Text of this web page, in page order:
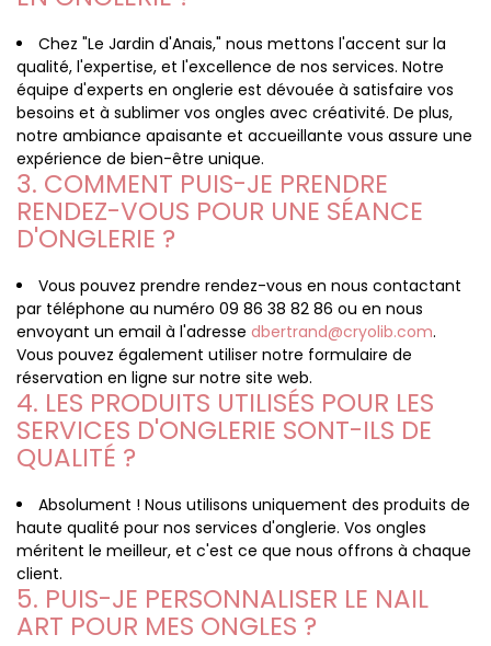
Chez "Le Jardin d'Anais," nous mettons l'accent sur la
qualité, l'expertise, et l'excellence de nos services. Notre
équipe d'experts en onglerie est dévouée à satisfaire vos
besoins et à sublimer vos ongles avec créativité. De plus,
notre ambiance apaisante et accueillante vous assure une
expérience de bien-être unique.
3. COMMENT PUIS-JE PRENDRE
RENDEZ-VOUS POUR UNE SÉANCE
D'ONGLERIE ?
Vous pouvez prendre rendez-vous en nous contactant
par téléphone au numéro 09 86 38 82 86 ou en nous
envoyant un email à l'adresse dbertrand@cryolib.com.
Vous pouvez également utiliser notre formulaire de
réservation en ligne sur notre site web.
4. LES PRODUITS UTILISÉS POUR LES
SERVICES D'ONGLERIE SONT-ILS DE
QUALITÉ ?
Absolument ! Nous utilisons uniquement des produits de
haute qualité pour nos services d'onglerie. Vos ongles
méritent le meilleur, et c'est ce que nous offrons à chaque
client.
5. PUIS-JE PERSONNALISER LE NAIL
ART POUR MES ONGLES ?